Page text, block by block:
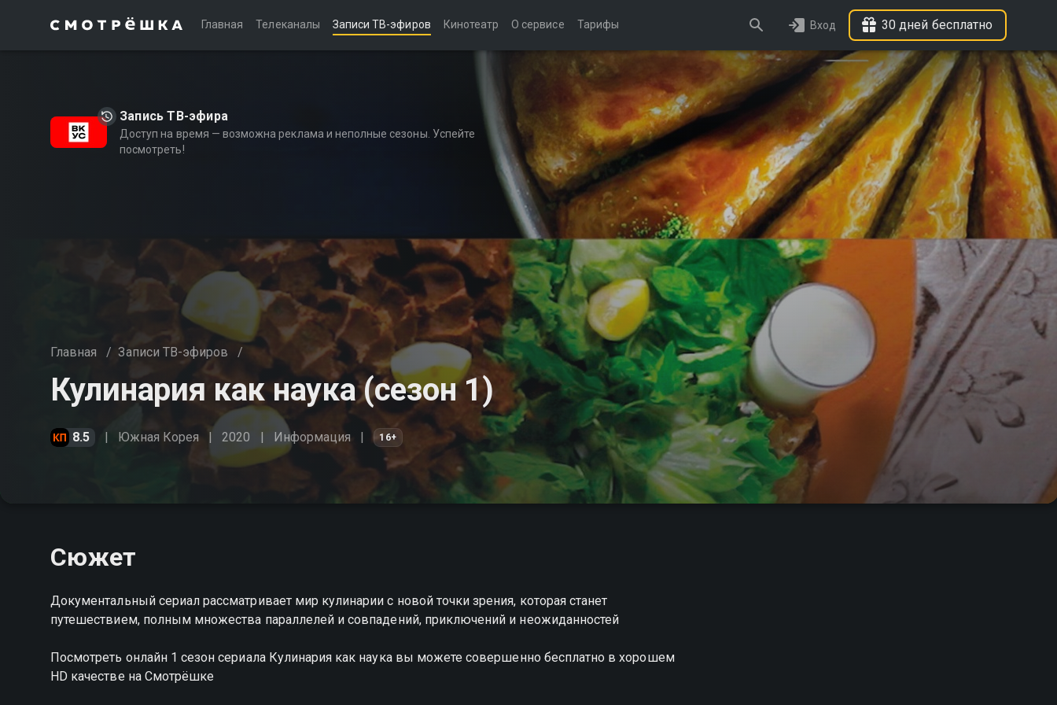
Главная Телеканалы Записи ТВ-эфиров Кинотеатр О сервисе Тарифы Вход 30 дней бесплатно
Запись ТВ-эфира
Доступ на время — возможна реклама и неполные сезоны. Успейте
посмотреть!
Главная / Записи ТВ-эфиров /
Кулинария как наука (сезон 1)
8.5 Южная Корея 2020 Информация 16+
Сюжет
Документальный сериал рассматривает мир кулинарии с новой точки зрения, которая станет
путешествием, полным множества параллелей и совпадений, приключений и неожиданностей
Посмотреть онлайн 1 сезон сериала Кулинария как наука вы можете совершенно бесплатно в хорошем
HD качестве на Смотрёшке